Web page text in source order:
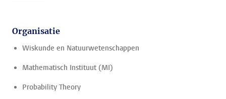
Organisatie
Wiskunde en Natuurwetenschappen
Mathematisch Instituut (MI)
Probability Theory